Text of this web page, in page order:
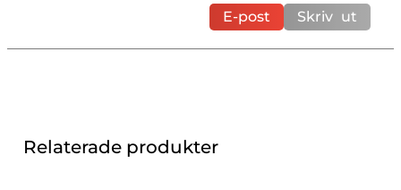
E-post
Skriv ut
Relaterade produkter